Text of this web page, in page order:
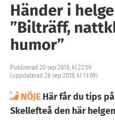
Händer i
”Bilträff,
humor”
Publicerad 20 sep 2018, kl 22:59
(uppdaterad 26 sep 2018, kl 13:09)
NÖJE Här får du tips
Skellefteå den här